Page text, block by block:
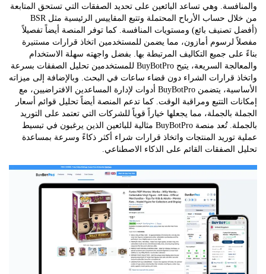
وهي تساعد البائعين على تحديد الصفقات التي تستحق المتابعة
من خلال حساب الأرباح المحتملة وتتبع المقاييس الرئيسية مثل BSR
بائع) ومستويات المنافسة. كما توفر المنصة أيضاً تفصيلاً
لرسوم أمازون، مما يضمن للمستخدمين اتخاذ قرارات مستنيرة
جميع التكاليف المرتبطة بها. بفضل واجهته سهلة الاستخدام
والمعالجة السريعة، يتيح BuyBotPro للمستخدمين تحليل الصفقات بسرعة
قرارات الشراء دون قضاء ساعات في البحث. وبالإضافة إلى ميزاته
الأساسية، يتضمن BuyBotPro أدوات لإدارة المساعدين الافتراضيين، مع
التتبع ومراقبة الوقت. كما تدعم المنصة أيضاً تحليل قوائم أسعار
بالجملة، مما يجعلها خياراً قوياً للشركات التي تعتمد على التوريد
بالجملة. تُعد منصة BuyBotPro مثالية للبائعين الذين يرغبون في تبسيط
توريد المنتجات واتخاذ قرارات شراء أكثر ذكاءً وسرعة بمساعدة
الصفقات القائم على الذكاء الاصطناعي.